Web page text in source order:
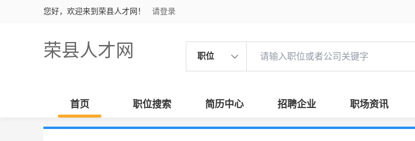
您好，欢迎来到荣县人才网！ 请登录
荣县人才网 职位
首页 职位搜索 简历中心 招聘企业 职场资讯